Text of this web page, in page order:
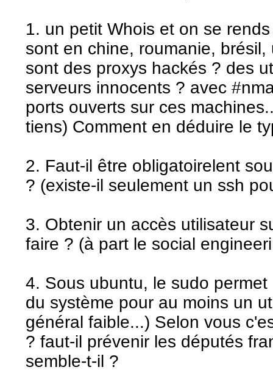
1. un petit Whois et on se
sont en chine, roumanie,
sont des proxys hackés ? des
serveurs innocents ? avec
ports ouverts sur ces
tiens) Comment en déduire le
2. Faut-il être obligatoirelent
? (existe-il seulement un ssh
3. Obtenir un accès utilisateur
faire ? (à part le social
4. Sous ubuntu, le sudo
du système pour au moins un
général faible...) Selon vous
? faut-il prévenir les députés
semble-t-il ?